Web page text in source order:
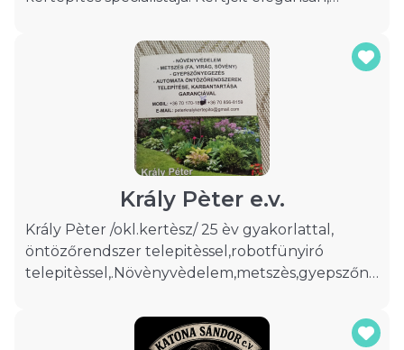
pedig ragyogó tisztaságba öltöztetjük.
Munkánkat szerződéssel végezzük, garantálva a
precizitást és prémium minőséget.
Krály Pèter e.v.
Krály Pèter /okl.kertèsz/ 25 èv gyakorlattal,
öntözőrendszer telepitèssel,robotfünyiró
referencia munkákkal. Nagyrèszt biótermelèssel
foglalkozók.Ingyenes